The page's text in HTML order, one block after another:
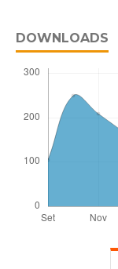
DOWNLOADS